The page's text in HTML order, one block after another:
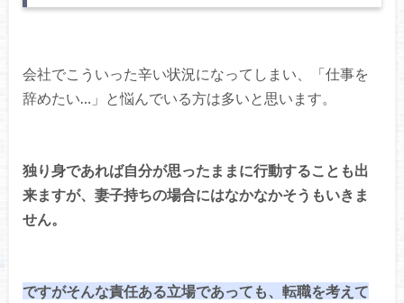
会社でこういった辛い状況になってしまい、「仕事を
辞めたい…」と悩んでいる方は多いと思います。
独り身であれば自分が思ったままに行動することも出
来ますが、妻子持ちの場合にはなかなかそうもいきま
せん。
ですがそんな責任ある立場であっても、転職を考えて